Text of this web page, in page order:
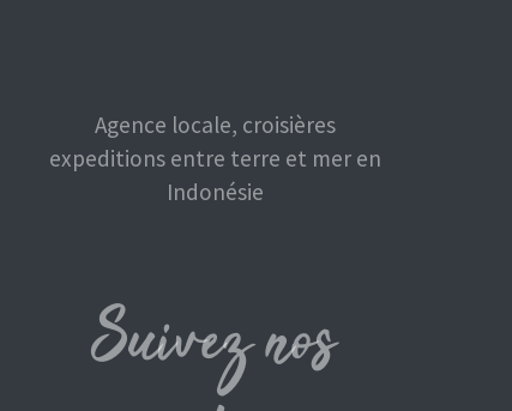
Agence locale, croisières
expeditions entre terre et mer en
Indonésie
Suivez nos